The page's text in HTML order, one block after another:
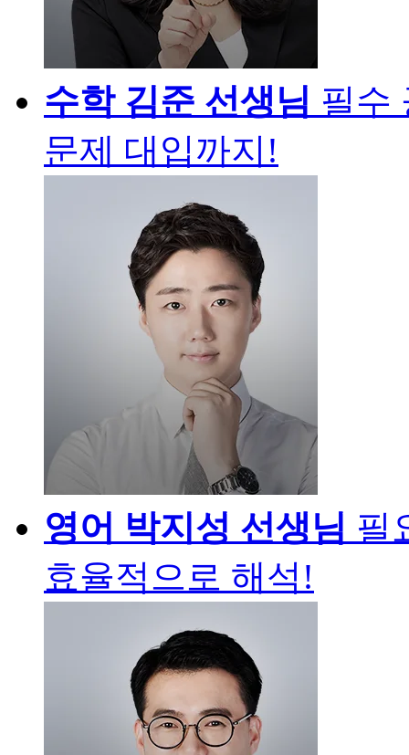
수학 김준 선생님 필수
문제 대입까지!
영어 박지성 선생님 필
효율적으로 해석!